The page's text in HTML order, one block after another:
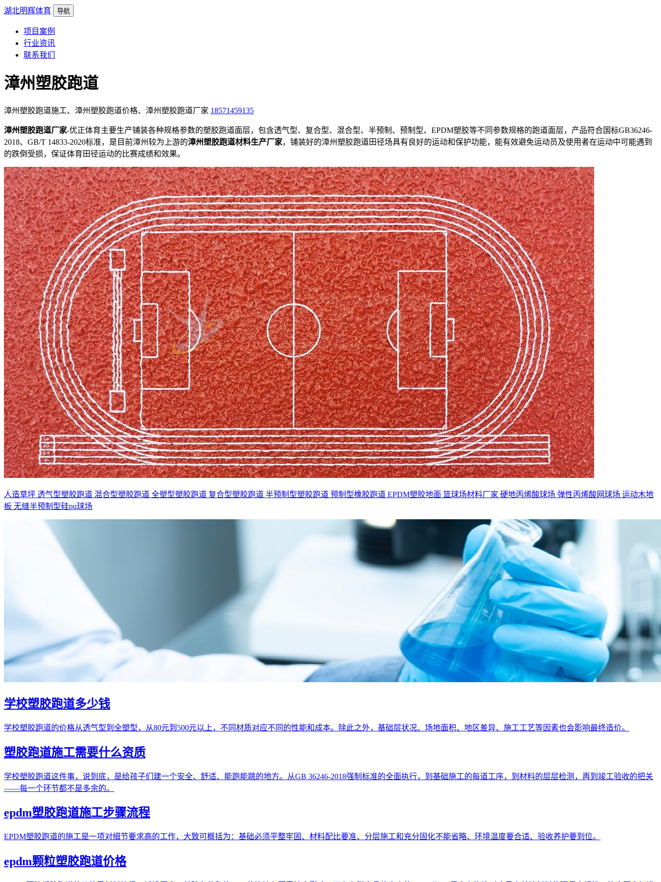
湖北明辉体育 导航
项目案例
行业资讯
联系我们
漳州塑胶跑道
漳州塑胶跑道施工、漳州塑胶跑道价格、漳州塑胶跑道厂家 18571459135
漳州塑胶跑道厂家-优正体育主要生产铺装各种规格参数的塑胶跑道面层，包含透气型、复合型、混合型、半预制、预制型、EPDM塑胶等不同参数规格的跑道面层，产品符合国标GB36246-
2018、GB/T 14833-2020标准，是目前漳州较为上游的漳州塑胶跑道材料生产厂家，铺装好的漳州塑胶跑道田径场具有良好的运动和保护功能，能有效避免运动员及使用者在运动中可能遇到
的跌倒受损，保证体育田径运动的比赛成绩和效果。
人造草坪 透气型塑胶跑道 混合型塑胶跑道 全塑型塑胶跑道 复合型塑胶跑道 半预制型塑胶跑道 预制型橡胶跑道 EPDM塑胶地面 篮球场材料厂家 硬地丙烯酸球场 弹性丙烯酸网球场 运动木地
板 无缝半预制型硅pu球场
学校塑胶跑道多少钱
学校塑胶跑道的价格从透气型到全塑型，从80元到500元以上，不同材质对应不同的性能和成本。除此之外，基础层状况、场地面积、地区差异、施工工艺等因素也会影响最终造价。
塑胶跑道施工需要什么资质
学校塑胶跑道这件事，说到底，是给孩子们建一个安全、舒适、能跑能跳的地方。从GB 36246-2018强制标准的全面执行，到基础施工的每道工序，到材料的层层检测，再到竣工验收的把关
——每一个环节都不是多余的。
epdm塑胶跑道施工步骤流程
EPDM塑胶跑道的施工是一项对细节要求高的工作，大致可概括为：基础必须平整牢固、材料配比要准、分层施工和充分固化不能省略、环境温度要合适、验收养护要到位。
epdm颗粒塑胶跑道价格